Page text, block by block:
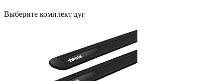
Выберите комплект дуг